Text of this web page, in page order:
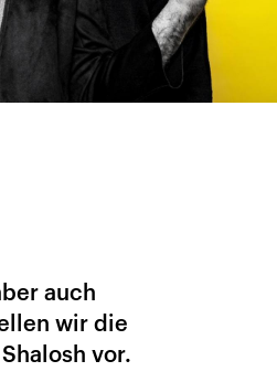
auch
wir die
vor.